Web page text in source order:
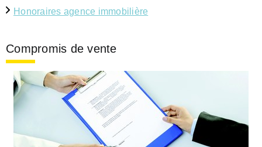
Honoraires agence immobilière
Compromis de vente